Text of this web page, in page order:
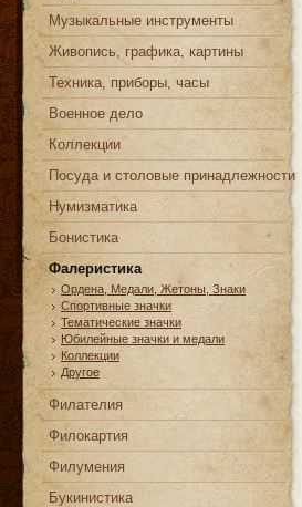
Музыкальные инструменты
Живопись, графика, картины
Техника, приборы, часы
Военное дело
Коллекции
Посуда и столовые принадлежности
Нумизматика
Бонистика
Фалеристика
Ордена, Медали, Жетоны, Знаки
Спортивные значки
Тематические значки
Юбилейные значки и медали
Коллекции
Другое
Филателия
Филокартия
Филумения
Букинистика